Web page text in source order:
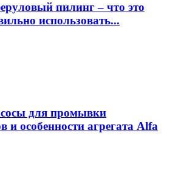
пилинг – что это
использовать...
для промывки
и особенности агрегата Alfa